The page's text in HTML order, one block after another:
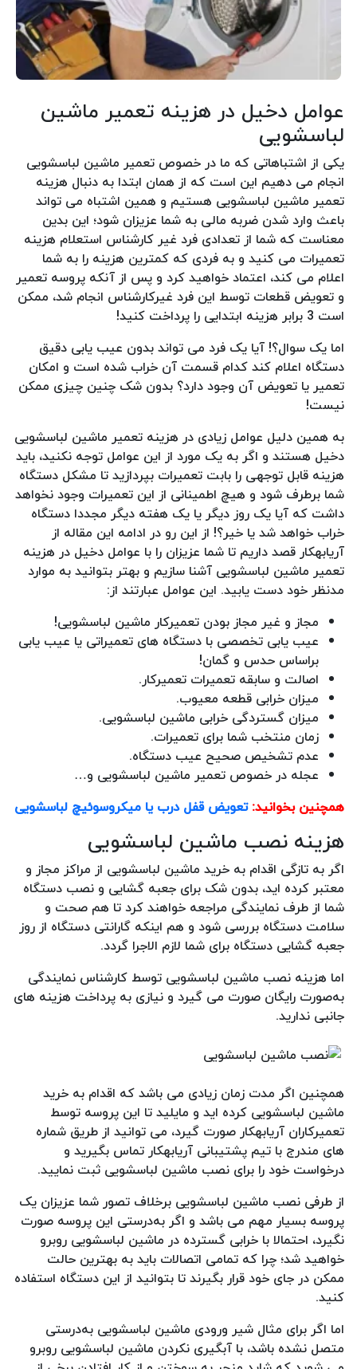
عوامل دخیل در هزینه تعمیر ماشین
لباسشویی
یکی از اشتباهاتی که ما در خصوص تعمیر ماشین لباسشویی
انجام می دهیم این است که از همان ابتدا به دنبال هزینه
تعمیر ماشین لباسشویی هستیم و همین اشتباه می تواند
باعث وارد شدن ضربه مالی به شما عزیزان شود؛ این بدین
معناست که شما از تعدادی فرد غیر کارشناس استعلام هزینه
تعمیرات می کنید و به فردی که کمترین هزینه را به شما
اعلام می کند، اعتماد خواهید کرد و پس از آنکه پروسه تعمیر
و تعویض قطعات توسط این فرد غیرکارشناس انجام شد، ممکن
است 3 برابر هزینه ابتدایی را پرداخت کنید!
اما یک سوال؟! آیا یک فرد می تواند بدون عیب یابی دقیق
دستگاه اعلام کند کدام قسمت آن خراب شده است و امکان
تعمیر یا تعویض آن وجود دارد؟ بدون شک چنین چیزی ممکن
نیست!
به همین دلیل عوامل زیادی در هزینه تعمیر ماشین لباسشویی
دخیل هستند و اگر به یک مورد از این عوامل توجه نکنید، باید
هزینه قابل توجهی را بابت تعمیرات بپردازید تا مشکل دستگاه
شما برطرف شود و هیچ اطمینانی از این تعمیرات وجود نخواهد
داشت که آیا یک روز دیگر یا یک هفته دیگر مجددا دستگاه
خراب خواهد شد یا خیر؟! از این رو در ادامه این مقاله از
آریابهکار قصد داریم تا شما عزیزان را با عوامل دخیل در هزینه
تعمیر ماشین لباسشویی آشنا سازیم و بهتر بتوانید به موارد
مدنظر خود دست یابید. این عوامل عبارتند از:
مجاز و غیر مجاز بودن تعمیرکار ماشین لباسشویی!
عیب یابی تخصصی با دستگاه های تعمیراتی یا عیب یابی
براساس حدس و گمان!
اصالت و سابقه تعمیرات تعمیرکار.
میزان خرابی قطعه معیوب.
میزان گستردگی خرابی ماشین لباسشویی.
زمان منتخب شما برای تعمیرات.
عدم تشخیص صحیح عیب دستگاه.
عجله در خصوص تعمیر ماشین لباسشویی و…
همچنین بخوانید:تعویض قفل درب یا میکروسوئیچ لباسشویی
هزینه نصب ماشین لباسشویی
اگر به تازگی اقدام به خرید ماشین لباسشویی از مراکز مجاز و
معتبر کرده اید، بدون شک برای جعبه گشایی و نصب دستگاه
شما از طرف نمایندگی مراجعه خواهند کرد تا هم صحت و
سلامت دستگاه بررسی شود و هم اینکه گارانتی دستگاه از روز
جعبه گشایی دستگاه برای شما لازم الاجرا گردد.
اما هزینه نصب ماشین لباسشویی توسط کارشناس نمایندگی
به‌صورت رایگان صورت می گیرد و نیازی به پرداخت هزینه های
جانبی ندارید.
همچنین اگر مدت زمان زیادی می باشد که اقدام به خرید
ماشین لباسشویی کرده اید و مایلید تا این پروسه توسط
تعمیرکاران آریابهکار صورت گیرد، می توانید از طریق شماره
های مندرج با تیم پشتیبانی آریابهکار تماس بگیرید و
درخواست خود را برای نصب ماشین لباسشویی ثبت نمایید.
از طرفی نصب ماشین لباسشویی برخلاف تصور شما عزیزان یک
پروسه بسیار مهم می باشد و اگر به‌درستی این پروسه صورت
نگیرد، احتمالا با خرابی گسترده در ماشین لباسشویی روبرو
خواهید شد؛ چرا که تمامی اتصالات باید به بهترین حالت
ممکن در جای خود قرار بگیرند تا بتوانید از این دستگاه استفاده
کنید.
اما اگر برای مثال شیر ورودی ماشین لباسشویی به‌درستی
متصل نشده باشد، با آبگیری نکردن ماشین لباسشویی روبرو